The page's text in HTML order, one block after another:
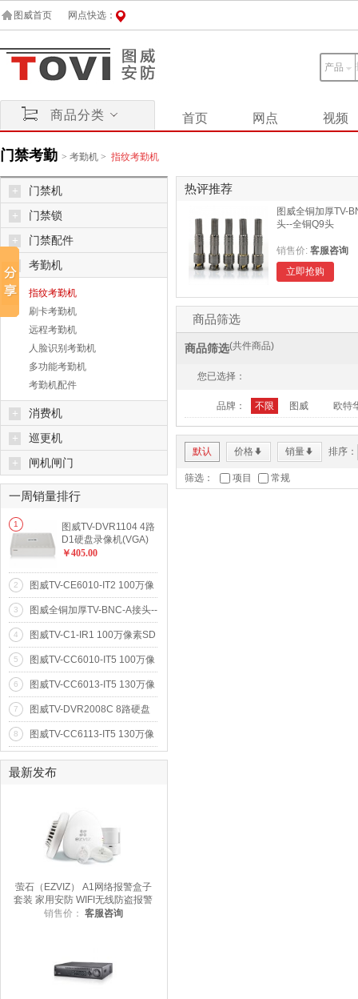
图威首页 网点快选：
产品
商品分类 首页 网点 视频
门禁考勤 > 考勤机 > 指纹考勤机
热评推荐
图威全铜加厚TV-
头--全铜Q9头
销售价: 客服咨询
立即抢购
商品筛选
商品筛选(共件商品)
您已选择：
品牌： 不限 图威 欧特
默认 价格* 销量* 排序：
筛选： 项目 常规
+ 门禁机
+ 门禁锁
+ 门禁配件
- 考勤机
指纹考勤机
刷卡考勤机
远程考勤机
人脸识别考勤机
多功能考勤机
考勤机配件
+ 消费机
+ 巡更机
+ 闸机闸门
一周销量排行
更多...
图威TV-DVR1104 4路
D1硬盘录像机(VGA)
(SATA*1)
￥405.00
1
图威TV-CE6010-IT2 100万像
素20米红外阵列网络高清摄像
机(720p)
2
图威全铜加厚TV-BNC-A接头--
全铜Q9头
3
图威TV-C1-IR1 100万像素SD
卡存储卡片式网络高清摄像机
(720p)
4
图威TV-CC6010-IT5 100万像
素50米红外防水网络高清摄像
机(720p)
5
图威TV-CC6013-IT5 130万像
素50米红外防水网络高清摄像
机(960p)
6
图威TV-DVR2008C 8路硬盘
录像机(1D+7CIF)(VGA)(SATA
*1)
7
图威TV-CC6113-IT5 130万像
素50米红外防水网络高清摄像
机(960p)
8
最新发布
萤石（EZVIZ） A1网络报警盒子
套装 家用安防 WIFI无线防盗报警
器 智能家居 海康威视旗下品牌
销售价： 客服咨询